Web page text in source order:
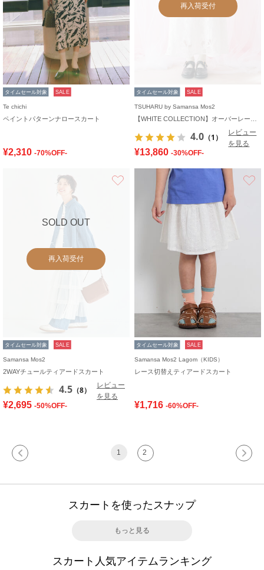
タイムセール対象 SALE
Te chichi
ペイントパターンナロースカート
¥2,310 -70%OFF-
再入荷受付
タイムセール対象 SALE
TSUHARU by Samansa Mos2
4.0 （1）
レビュー
を見る
¥13,860 -30%OFF-
SOLD OUT
再入荷受付
タイムセール対象 SALE
Samansa Mos2
2WAYチュールティアードスカート
4.5 （8）
レビュー
を見る
¥2,695 -50%OFF-
タイムセール対象 SALE
Samansa Mos2 Lagom（KIDS）
レース切替えティアードスカート
¥1,716 -60%OFF-
1 2
スカートを使ったスナップ
もっと見る
スカート人気アイテムランキング